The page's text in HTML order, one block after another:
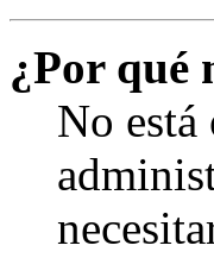
¿Por qué
No